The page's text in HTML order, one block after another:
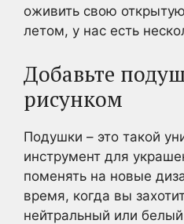
оживить свою
летом, у нас есть
Добавьте
рисунком
Подушки – это такой
инструмент для
поменять на новые
время, когда вы
нейтральный или